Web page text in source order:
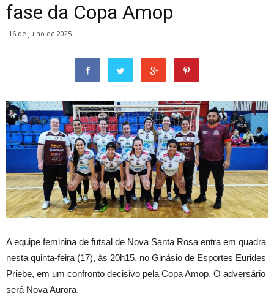
fase da Copa Amop
16 de julho de 2025
Aequipe feminina de futsal de Nova Santa Rosa entra em quadra
nesta quinta-feira (17), às 20h15, no Ginásio de Esportes Eurides
Priebe, em um confronto decisivo pela Copa Amop. O adversário
será Nova Aurora.